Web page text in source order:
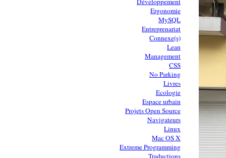
Ergonomie
MySQL
Entreprenariat
Connexe(s)
Lean
Management
CSS
No Parking
Livres
Ecologie
Espace urbain
Projets Open Source
Navigateurs
Linux
Mac OS X
Extreme Programming
Traductions